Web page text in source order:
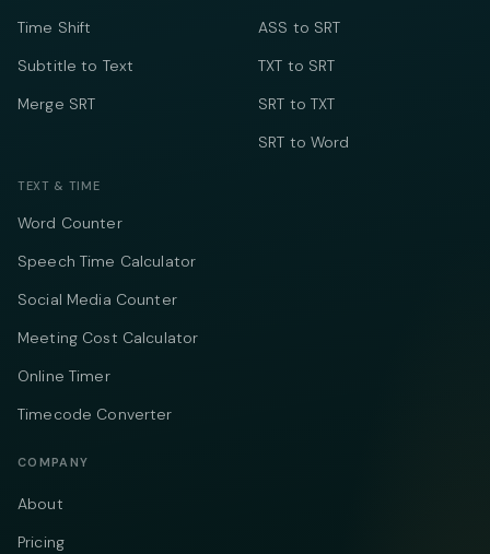
Time Shift
Subtitle to Text
Merge SRT
ASS to SRT
TXT to SRT
SRT to TXT
SRT to Word
TEXT & TIME
Word Counter
Speech Time Calculator
Social Media Counter
Meeting Cost Calculator
Online Timer
Timecode Converter
COMPANY
About
Pricing